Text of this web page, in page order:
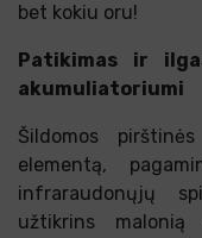
bet kokiu oru!
Patikimas ir
akumuliatoriumi
Šildomos
elementą,
infraraudonųjų
užtikrins